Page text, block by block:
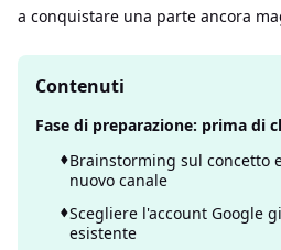
a conquistare una parte ancora
Contenuti
Fase di preparazione: prima di
Brainstorming sul concetto
nuovo canale
Scegliere l'account Google
esistente